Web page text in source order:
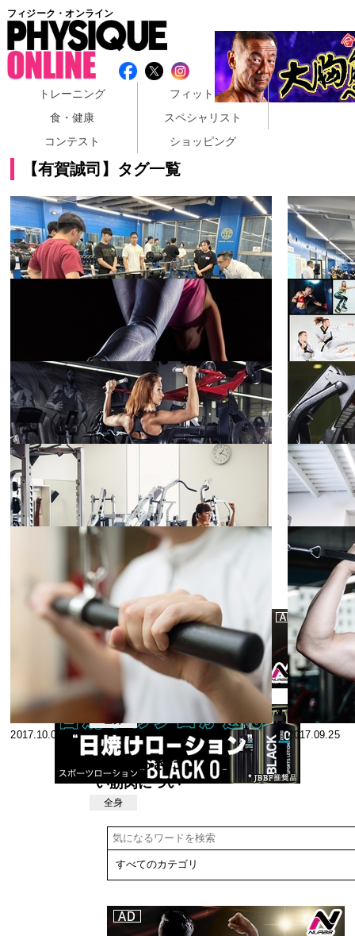
フィジーク・オンライン
トレーニング
フィットネス
食・健康
スペシャリスト
コンテスト
ショッピング
【有賀誠司】タグ一覧
2026.02.24
JBBF ジュニ
レポート 後編
ネス
2026.02.18
2018.01.30
専門的エクサ
サイズ導入前
のチェックポ
イント
ネス
2018.01.26
トレーニング
マシンの負荷
抵抗の種類4
つ
全身
2017.10.12
ウエイ卜トレ
ーニングの基
本原則
全身
2017.10.05
2017.10.04
知っておきた
い筋肉につい
ての基礎知識
全身
2017.09.25